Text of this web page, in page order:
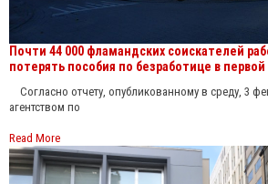
Почти 44 000 фламандских соискателей
потерять пособия по безработице в
Согласно отчету, опубликованному в среду, 3
агентством по
Read More